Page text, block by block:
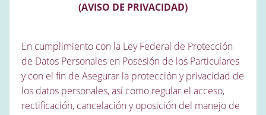
(AVISO DE PRIVACIDAD)
En cumplimiento con la Ley Federal de Protección
de Datos Personales en Posesión de los Particulares
y con el fin de Asegurar la protección y privacidad de
los datos personales, así como regular el acceso,
rectificación, cancelación y oposición del manejo de